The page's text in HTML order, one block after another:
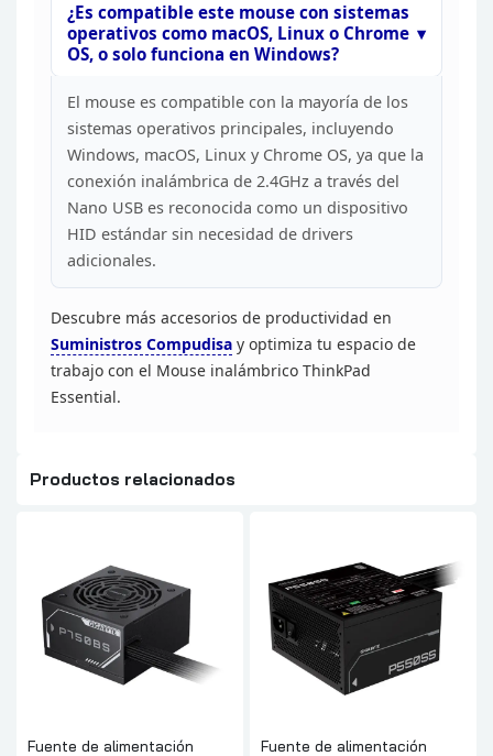
¿Es compatible este mouse con sistemas
operativos como macOS, Linux o Chrome
OS, o solo funciona en Windows?
El mouse es compatible con la mayoría de los
sistemas operativos principales, incluyendo
Windows, macOS, Linux y Chrome OS, ya que la
conexión inalámbrica de 2.4GHz a través del
Nano USB es reconocida como un dispositivo
HID estándar sin necesidad de drivers
adicionales.
Descubre más accesorios de productividad en
Suministros Compudisa y optimiza tu espacio de
trabajo con el Mouse inalámbrico ThinkPad
Essential.
Productos relacionados
Fuente de alimentación
Fuente de alimentación